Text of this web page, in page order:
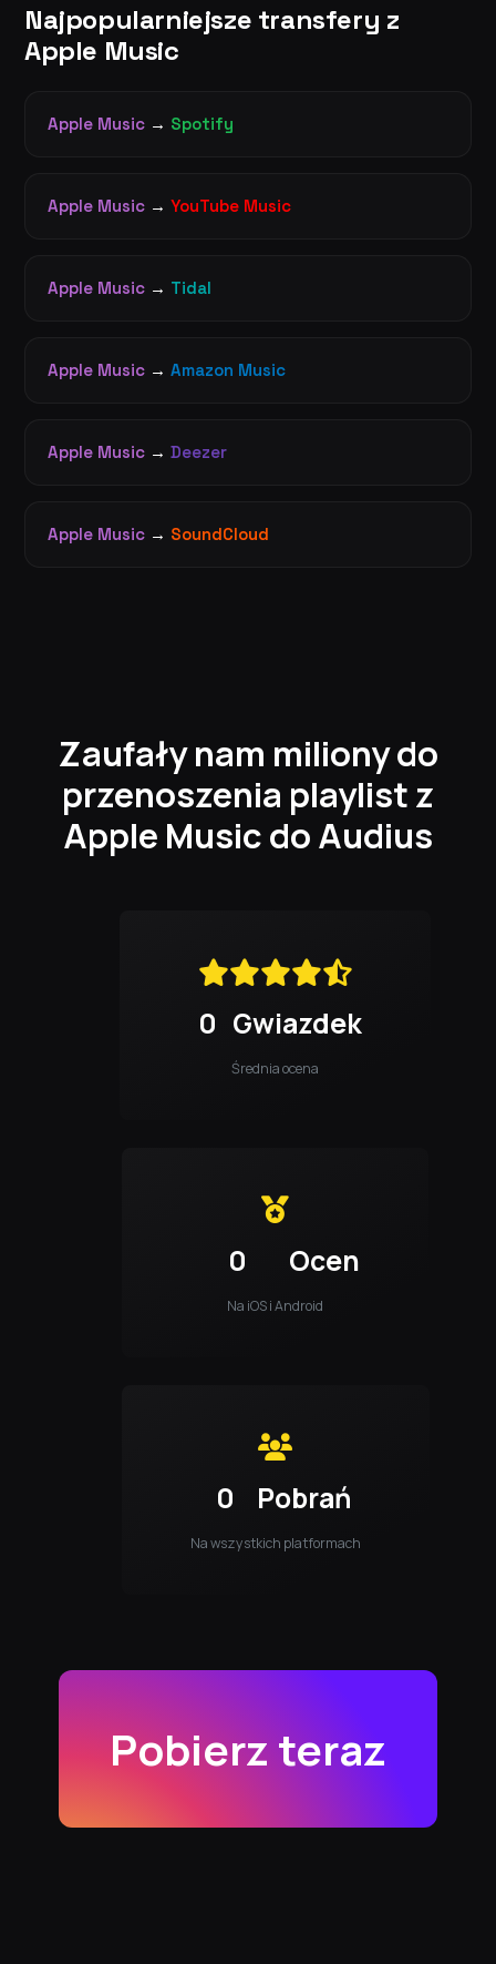
Najpopularniejsze transfery z
Apple Music
Apple Music → Spotify
Apple Music → YouTube Music
Apple Music → Tidal
Apple Music → Amazon Music
Apple Music → Deezer
Apple Music → SoundCloud
Zaufały nam miliony do
przenoszenia playlist z
Apple Music do Audius
0 Gwiazdek
Średnia ocena
0 Ocen
Na iOS i Android
0 Pobrań
Na wszystkich platformach
Pobierz teraz